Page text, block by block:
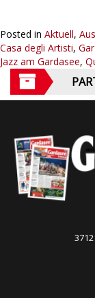
Posted in Aktuell,
Casa degli Artisti,
Jazz am Gardasee,